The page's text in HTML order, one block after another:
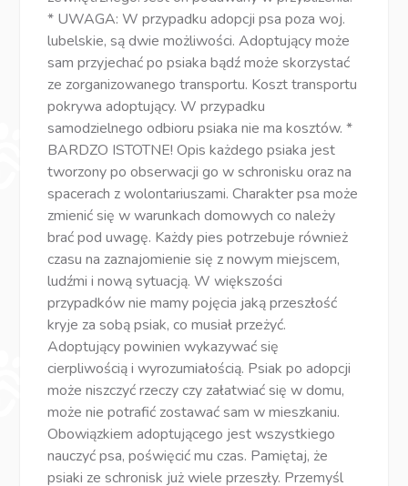
* UWAGA: W przypadku adopcji psa poza woj.
lubelskie, są dwie możliwości. Adoptujący może
sam przyjechać po psiaka bądź może skorzystać
ze zorganizowanego transportu. Koszt transportu
pokrywa adoptujący. W przypadku
samodzielnego odbioru psiaka nie ma kosztów. *
BARDZO ISTOTNE! Opis każdego psiaka jest
tworzony po obserwacji go w schronisku oraz na
spacerach z wolontariuszami. Charakter psa może
zmienić się w warunkach domowych co należy
brać pod uwagę. Każdy pies potrzebuje również
czasu na zaznajomienie się z nowym miejscem,
ludźmi i nową sytuacją. W większości
przypadków nie mamy pojęcia jaką przeszłość
kryje za sobą psiak, co musiał przeżyć.
Adoptujący powinien wykazywać się
cierpliwością i wyrozumiałością. Psiak po adopcji
może niszczyć rzeczy czy załatwiać się w domu,
może nie potrafić zostawać sam w mieszkaniu.
Obowiązkiem adoptującego jest wszystkiego
nauczyć psa, poświęcić mu czas. Pamiętaj, że
psiaki ze schronisk już wiele przeszły. Przemyśl